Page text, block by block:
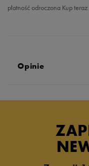
płatność odroczona Kup
Opinie